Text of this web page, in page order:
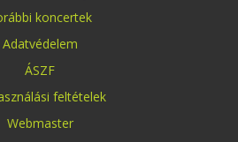
koncertek
Adatvédelem
ÁSZF
feltételek
Webmaster